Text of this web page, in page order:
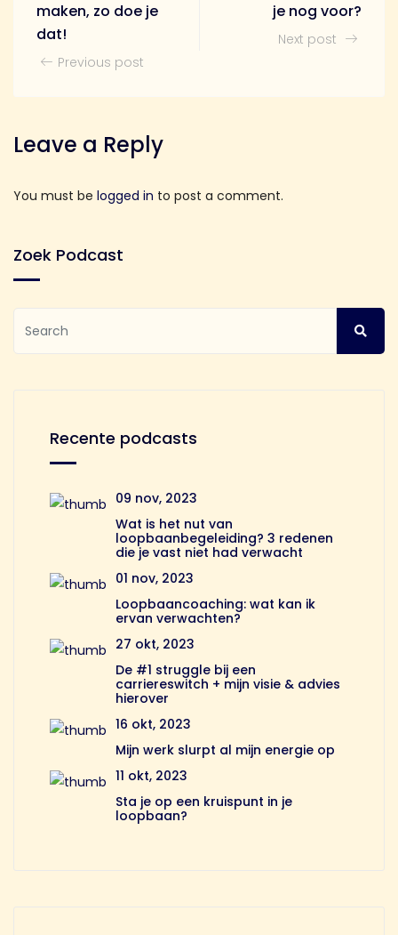
maken, zo doe je
dat!
Previous post
je nog voor?
Next post
Leave a Reply
You must be logged in to post a comment.
Zoek Podcast
Recente podcasts
09 nov, 2023
Wat is het nut van
loopbaanbegeleiding? 3 redenen
die je vast niet had verwacht
01 nov, 2023
Loopbaancoaching: wat kan ik
ervan verwachten?
27 okt, 2023
De #1 struggle bij een
carriereswitch + mijn visie & advies
hierover
16 okt, 2023
Mijn werk slurpt al mijn energie op
11 okt, 2023
Sta je op een kruispunt in je
loopbaan?